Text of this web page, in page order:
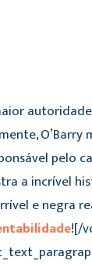
pelo
a incrível
e negra
![/